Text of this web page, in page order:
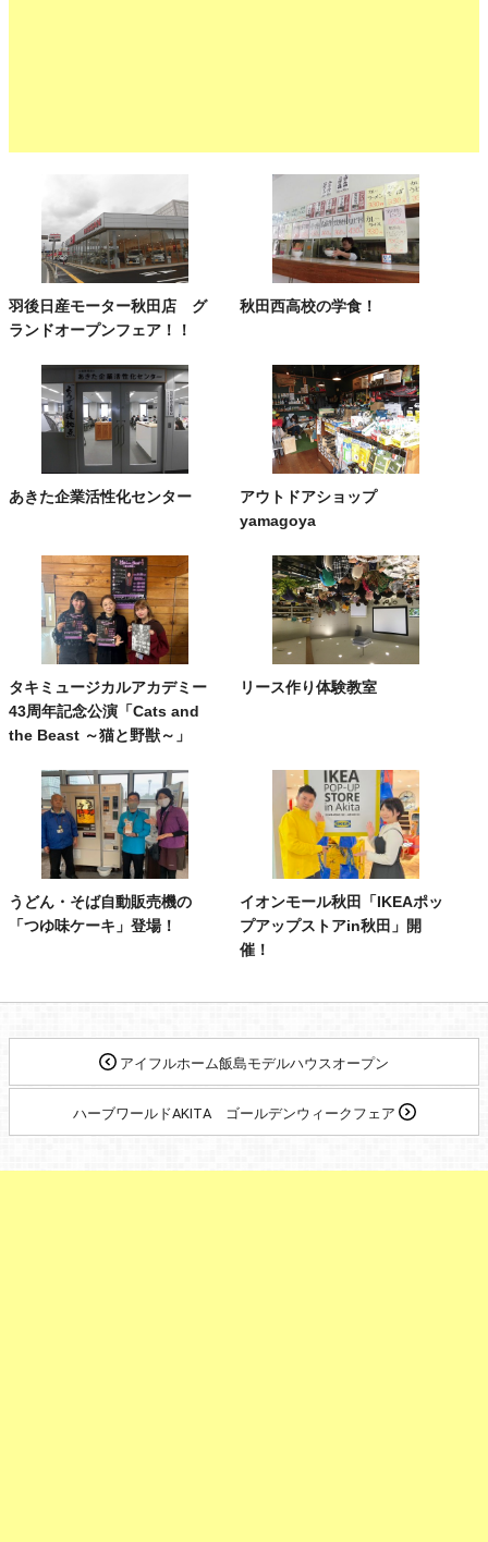
羽後日産モーター秋田店 グ
ランドオープンフェア！！
秋田西高校の学食！
あきた企業活性化センター
アウトドアショップ
yamagoya
タキミュージカルアカデミー
43周年記念公演「Cats and
the Beast ～猫と野獣～」
リース作り体験教室
うどん・そば自動販売機の
「つゆ味ケーキ」登場！
イオンモール秋田「IKEAポッ
プアップストアin秋田」開
催！
アイフルホーム飯島モデルハウスオープン
ハーブワールドAKITA ゴールデンウィークフェア